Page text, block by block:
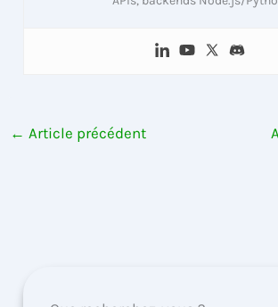
← Article précédent